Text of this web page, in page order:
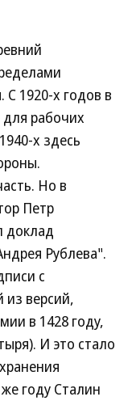
С 1920-х годов в
рабочих
х здесь
Но в
Петр
доклад
Рублева".
с
из версий,
в 1428 году,
И это стало
году Сталин